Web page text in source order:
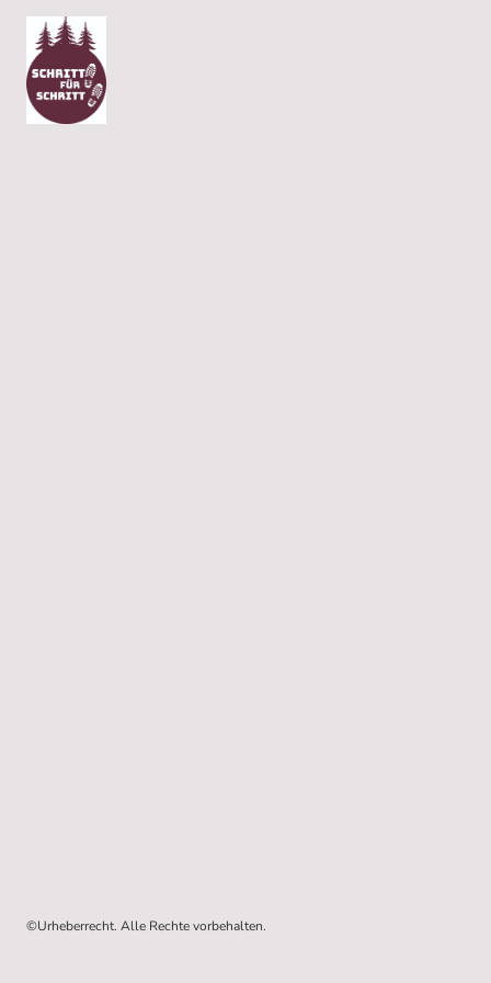
©Urheberrecht. Alle Rechte vorbehalten.